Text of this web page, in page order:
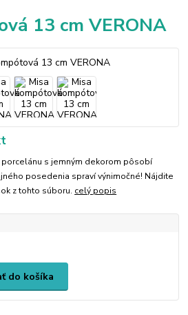
13 cm VERONA
porcelánu s jemným dekorom pôsobí
posedenia spraví výnimočné! Nájdite
z tohto súboru. celý popis
do košíka